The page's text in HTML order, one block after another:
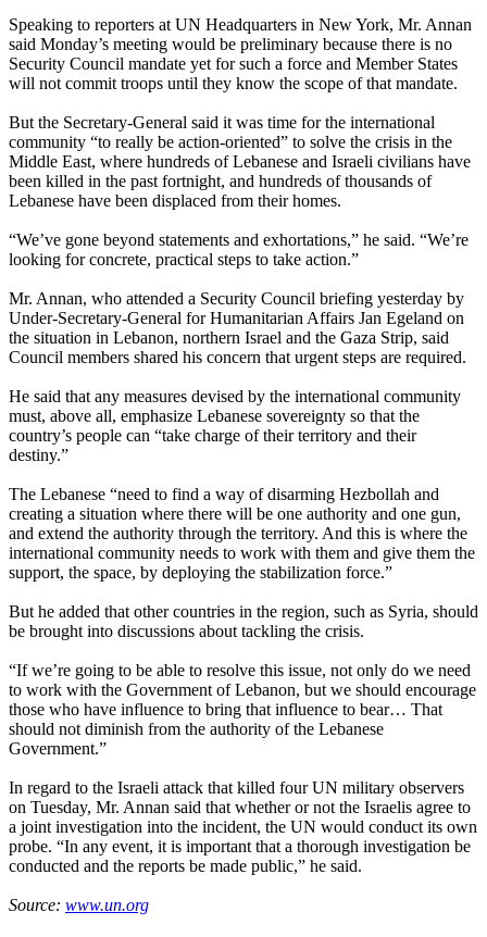
Speaking to reporters at UN Headquarters in New York, Mr. Annan
said Monday’s meeting would be preliminary because there is no
Security Council mandate yet for such a force and Member States
will not commit troops until they know the scope of that mandate.
But the Secretary-General said it was time for the international
community “to really be action-oriented” to solve the crisis in the
Middle East, where hundreds of Lebanese and Israeli civilians have
been killed in the past fortnight, and hundreds of thousands of
Lebanese have been displaced from their homes.
“We’ve gone beyond statements and exhortations,” he said. “We’re
looking for concrete, practical steps to take action.”
Mr. Annan, who attended a Security Council briefing yesterday by
Under-Secretary-General for Humanitarian Affairs Jan Egeland on
the situation in Lebanon, northern Israel and the Gaza Strip, said
Council members shared his concern that urgent steps are required.
He said that any measures devised by the international community
must, above all, emphasize Lebanese sovereignty so that the
country’s people can “take charge of their territory and their
destiny.”
The Lebanese “need to find a way of disarming Hezbollah and
creating a situation where there will be one authority and one gun,
and extend the authority through the territory. And this is where the
international community needs to work with them and give them the
support, the space, by deploying the stabilization force.”
But he added that other countries in the region, such as Syria, should
be brought into discussions about tackling the crisis.
“If we’re going to be able to resolve this issue, not only do we need
to work with the Government of Lebanon, but we should encourage
those who have influence to bring that influence to bear… That
should not diminish from the authority of the Lebanese
Government.”
In regard to the Israeli attack that killed four UN military observers
on Tuesday, Mr. Annan said that whether or not the Israelis agree to
a joint investigation into the incident, the UN would conduct its own
probe. “In any event, it is important that a thorough investigation be
conducted and the reports be made public,” he said.
Source: www.un.org